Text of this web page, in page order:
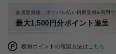
会員登録後、ポケパル払い初回登録&利用で
最大1,500円分ポイント進呈
獲得ポイントの確認方法は こちら